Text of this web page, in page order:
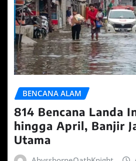
BENCANA ALAM
814 Bencana Landa
hingga April, Banjir
Utama